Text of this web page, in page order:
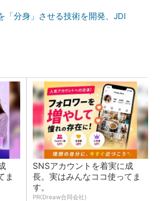
「分身」させる技術を開発、JDI
ま
SNSアカウントを着実に成
長。実はみんなココ使ってま
す。
PR(Dreaw合同会社)